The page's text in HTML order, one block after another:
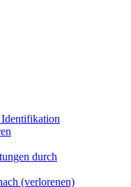
Identifikation
durch
(verlorenen)